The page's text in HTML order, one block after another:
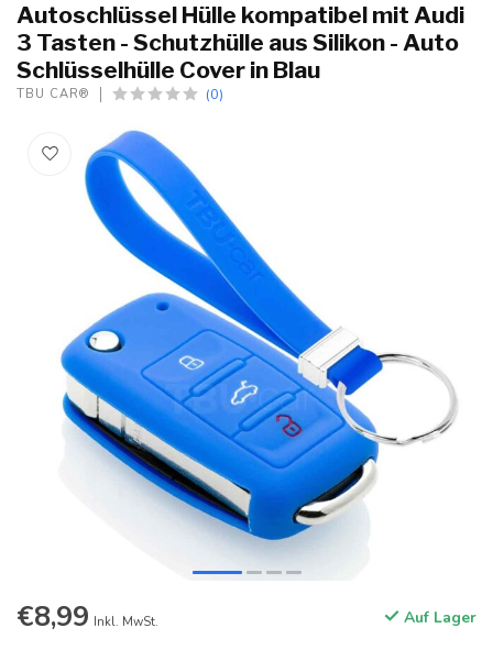
Autoschlüssel Hülle kompatibel mit Audi
3 Tasten - Schutzhülle aus Silikon - Auto
Schlüsselhülle Cover in Blau
TBU CAR® (0)
€8,99 Inkl. MwSt. Auf Lager